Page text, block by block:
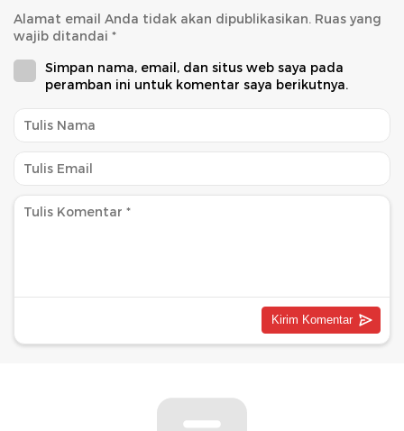
Alamat email Anda tidak akan dipublikasikan. Ruas yang
wajib ditandai *
Simpan nama, email, dan situs web saya pada
peramban ini untuk komentar saya berikutnya.